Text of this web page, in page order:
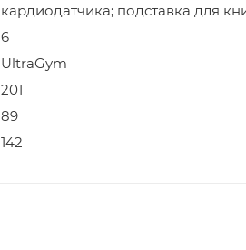
кардиодатчика; подставка для
6
UltraGym
201
89
142